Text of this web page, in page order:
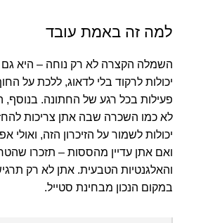
למה זה באמת עובד
השמלה הקצרה לא רק נוחה – היא
יכולות לרקוד בלי לדאוג, ללכת על
פעילות בכל רגע של החתונה.
לא כמו השכרה שבה אתן צריכות
יכולות לשמור על הזיכרון הזה, ואולי
והאלגנטיות הטבעית. אתן לא רק
במקום הנכון מבחינת סטייל.